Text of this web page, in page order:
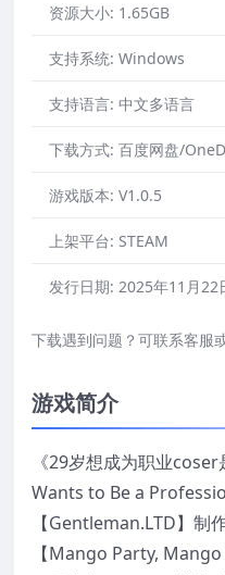
资源大小: 1.65GB
支持系统: Windows
支持语言: 中文多语言
下载方式: 百度网盘/
游戏版本: V1.0.5
上架平台: STEAM
发行日期: 2025年11月22
下载遇到问题？可联系客服
游戏简介
《29岁想成为职业
Wants to Be a
【Gentleman.LTD】制
【Mango Party,